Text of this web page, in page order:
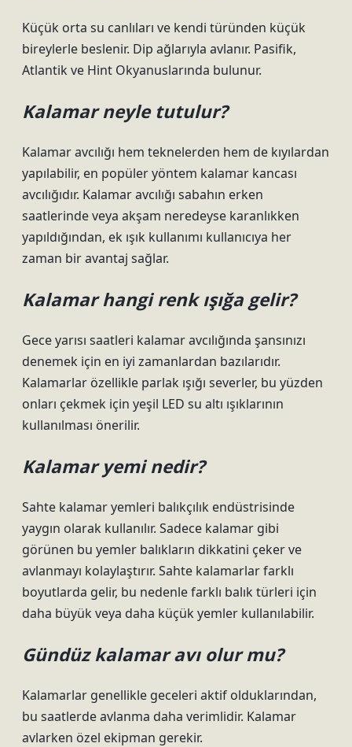
Küçük orta su canlıları ve kendi türünden küçük
bireylerle beslenir. Dip ağlarıyla avlanır. Pasifik,
Atlantik ve Hint Okyanuslarında bulunur.
Kalamar neyle tutulur?
Kalamar avcılığı hem teknelerden hem de kıyılardan
yapılabilir, en popüler yöntem kalamar kancası
avcılığıdır. Kalamar avcılığı sabahın erken
saatlerinde veya akşam neredeyse karanlıkken
yapıldığından, ek ışık kullanımı kullanıcıya her
zaman bir avantaj sağlar.
Kalamar hangi renk ışığa gelir?
Gece yarısı saatleri kalamar avcılığında şansınızı
denemek için en iyi zamanlardan bazılarıdır.
Kalamarlar özellikle parlak ışığı severler, bu yüzden
onları çekmek için yeşil LED su altı ışıklarının
kullanılması önerilir.
Kalamar yemi nedir?
Sahte kalamar yemleri balıkçılık endüstrisinde
yaygın olarak kullanılır. Sadece kalamar gibi
görünen bu yemler balıkların dikkatini çeker ve
avlanmayı kolaylaştırır. Sahte kalamarlar farklı
boyutlarda gelir, bu nedenle farklı balık türleri için
daha büyük veya daha küçük yemler kullanılabilir.
Gündüz kalamar avı olur mu?
Kalamarlar genellikle geceleri aktif olduklarından,
bu saatlerde avlanma daha verimlidir. Kalamar
avlarken özel ekipman gerekir.